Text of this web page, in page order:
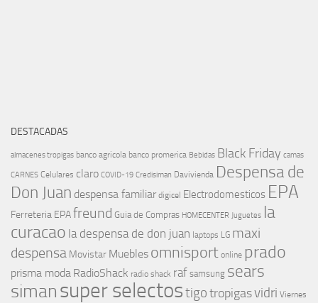
DESTACADAS
almacenes tropigas banco agricola banco promerica Bebidas Black Friday camas
CARNES Celulares claro COVID-19 Credisiman Davivienda Despensa de
Don Juan despensa familiar digicel Electrodomesticos EPA
Ferreteria EPAfreund Guia de Compras HOMECENTER Juguetes la
curacao la despensa de don juan laptops LG maxi
despensa Movistar Muebles omnisport online prado
prisma moda RadioShack radio shack raf samsung sears
simansuper selectostigotropigasvidri Viernes